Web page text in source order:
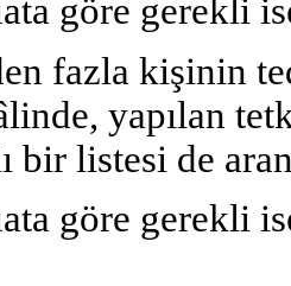
göre gerekli
fazla kişinin
yapılan
bir listesi de
göre gerekli